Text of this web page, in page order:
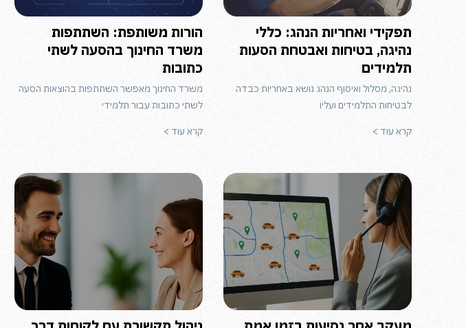
תפקידי ואחריות הנהג: כללי
נהיגה, בטיחות ואבטחת הסעות
תלמידים
נהיגה, מסלול ואיסוף הנהג נושא באחריות כבדה
לבטיחות התלמידים ועליו
קרא עוד >
הורות משותפת: השתתפות
משרד החינוך בהסעה לשתי
כתובות
משרד החינוך מאפשר השתתפות בהוצאות הסעה
לשתי כתובות עבור תלמידי
קרא עוד >